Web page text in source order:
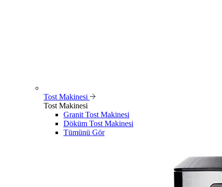
Tost Makinesi
Tost Makinesi
Granit Tost Makinesi
Döküm Tost Makinesi
Tümünü Gör